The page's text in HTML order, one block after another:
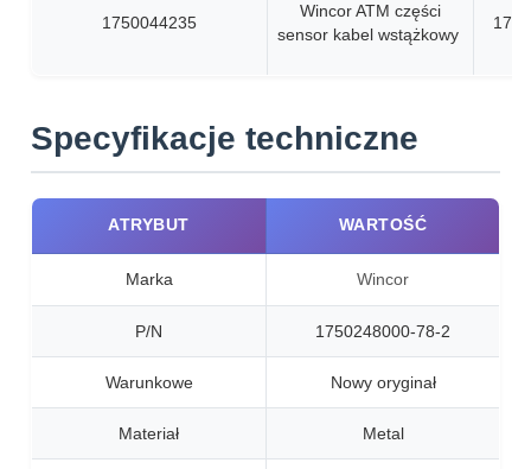
1750044235
Wincor ATM części
sensor kabel wstążkowy
Specyfikacje techniczne
ATRYBUT WARTOŚĆ
Marka Wincor
P/N 1750248000-78-2
Warunkowe Nowy oryginał
Materiał Metal